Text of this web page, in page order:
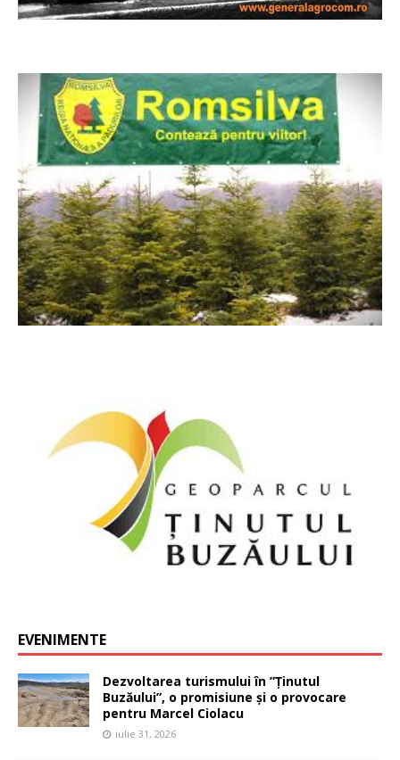
EVENIMENTE
Dezvoltarea turismului în ”Ținutul
Buzăului”, o promisiune și o provocare
pentru Marcel Ciolacu
iulie 31, 2026